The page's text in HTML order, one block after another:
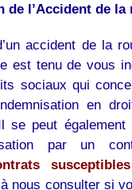
de l’Accident de la
accident de la
est tenu de vous
sociaux qui
en
se peut
par un
nous consulter si